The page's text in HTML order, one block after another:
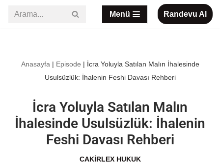
Menü Randevu Al
Anasayfa | Episode | İcra Yoluyla Satılan Malın İhalesinde
Usulsüzlük: İhalenin Feshi Davası Rehberi
İcra Yoluyla Satılan Malın
İhalesinde Usulsüzlük: İhalenin
Feshi Davası Rehberi
CAKIRLEX HUKUK